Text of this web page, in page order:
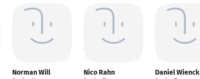
Norman Will Nico Rahn Daniel Wienck